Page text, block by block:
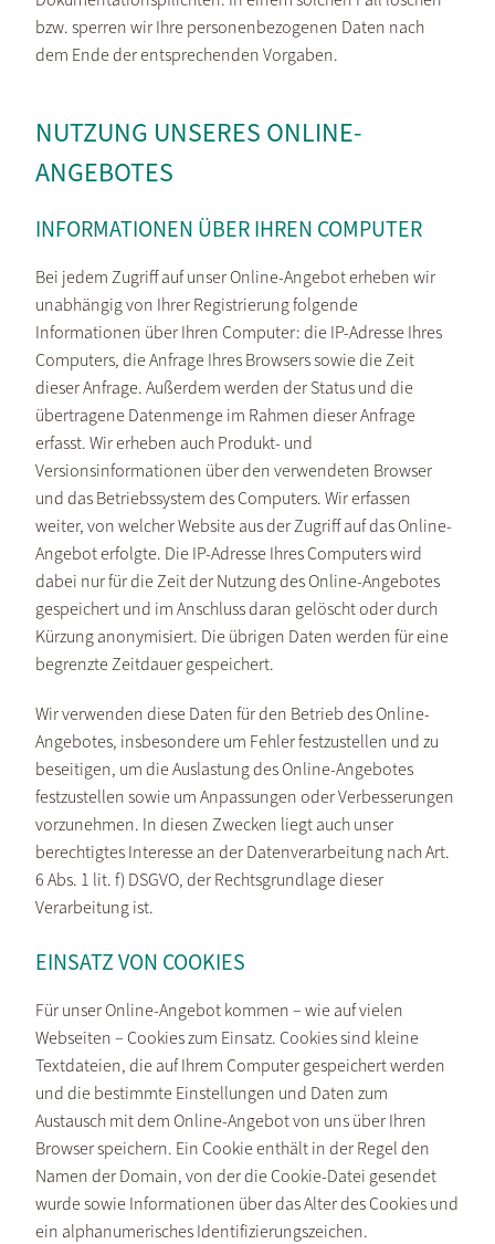
bzw. sperren wir Ihre personenbezogenen Daten nach
dem Ende der entsprechenden Vorgaben.
NUTZUNG UNSERES ONLINE-
ANGEBOTES
INFORMATIONEN ÜBER IHREN COMPUTER
Bei jedem Zugriff auf unser Online-Angebot erheben wir
unabhängig von Ihrer Registrierung folgende
Informationen über Ihren Computer: die IP-Adresse Ihres
Computers, die Anfrage Ihres Browsers sowie die Zeit
dieser Anfrage. Außerdem werden der Status und die
übertragene Datenmenge im Rahmen dieser Anfrage
erfasst. Wir erheben auch Produkt- und
Versionsinformationen über den verwendeten Browser
und das Betriebssystem des Computers. Wir erfassen
weiter, von welcher Website aus der Zugriff auf das Online-
Angebot erfolgte. Die IP-Adresse Ihres Computers wird
dabei nur für die Zeit der Nutzung des Online-Angebotes
gespeichert und im Anschluss daran gelöscht oder durch
Kürzung anonymisiert. Die übrigen Daten werden für eine
begrenzte Zeitdauer gespeichert.
Wir verwenden diese Daten für den Betrieb des Online-
Angebotes, insbesondere um Fehler festzustellen und zu
beseitigen, um die Auslastung des Online-Angebotes
festzustellen sowie um Anpassungen oder Verbesserungen
vorzunehmen. In diesen Zwecken liegt auch unser
berechtigtes Interesse an der Datenverarbeitung nach Art.
6 Abs. 1 lit. f) DSGVO, der Rechtsgrundlage dieser
Verarbeitung ist.
EINSATZ VON COOKIES
Für unser Online-Angebot kommen – wie auf vielen
Webseiten – Cookies zum Einsatz. Cookies sind kleine
Textdateien, die auf Ihrem Computer gespeichert werden
und die bestimmte Einstellungen und Daten zum
Austausch mit dem Online-Angebot von uns über Ihren
Browser speichern. Ein Cookie enthält in der Regel den
Namen der Domain, von der die Cookie-Datei gesendet
wurde sowie Informationen über das Alter des Cookies und
ein alphanumerisches Identifizierungszeichen.